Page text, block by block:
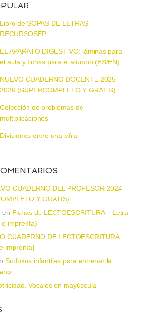
Libro de SOPAS DE LETRAS -
RECURSOSEP
EL APARATO DIGESTIVO: láminas para
el aula y fichas para el alumno (ES/EN)
NUEVO CUADERNO DOCENTE 2025 –
2026 (SUPERCOMPLETO Y GRATIS)
Colección de problemas de
multiplicaciones
Divisiones entre una cifra
CUADERNO DEL PROFESOR 2024 –
Y GRATIS)
en Fichas de LECTOESCRITURA – Letra
imprenta)
CUADERNO DE LECTOESCRITURA
imprenta]
Sudokus infantiles para entrenar la
Vocales en mayúscula